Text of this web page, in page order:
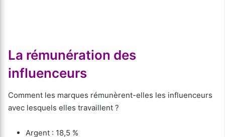
La rémunération des
influenceurs
Comment les marques rémunèrent-elles les influenceurs
avec lesquels elles travaillent ?
Argent : 18,5 %